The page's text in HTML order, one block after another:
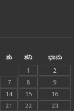
ಶು ಶನಿ
ಭಾನು
1
2
7 8
9
14 15
16
21 22
23